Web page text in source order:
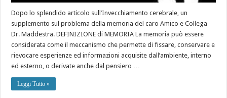
Dopo lo splendido articolo sull’Invecchiamento cerebrale, un
supplemento sul problema della memoria del caro Amico e Collega
Dr. Maddestra. DEFINIZIONE di MEMORIA La memoria può essere
considerata come il meccanismo che permette di fissare, conservare e
rievocare esperienze ed informazioni acquisite dall’ambiente, interno
ed esterno, o derivate anche dal pensiero …
Leggi Tutto »